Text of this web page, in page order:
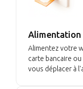
Alimentation
Alimentez votre
carte bancaire
vous déplacer à